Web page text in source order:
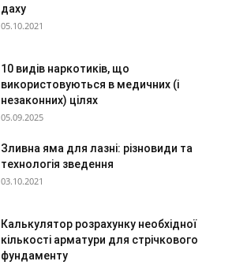
даху
05.10.2021
10 видів наркотиків, що
використовуються в медичних (і
незаконних) цілях
05.09.2025
Зливна яма для лазні: різновиди та
технологія зведення
03.10.2021
Калькулятор розрахунку необхідної
кількості арматури для стрічкового
фундаменту